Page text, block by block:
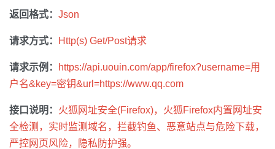
返回格式： Json
请求方式： Http(s) Get/Post请求
请求示例：
https://api.uouin.com/app/firefox?username=用
户名&key=密钥&url=https://www.qq.com
接口说明： 火狐网址安全(Firefox)，火狐Firefox内置网址安
全检测，实时监测域名，拦截钓鱼、恶意站点与危险下载，
严控网页风险，隐私防护强。